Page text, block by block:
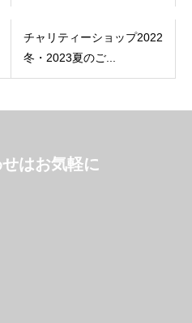
チャリティーショップ2022
冬・2023夏のご...
はお気軽に